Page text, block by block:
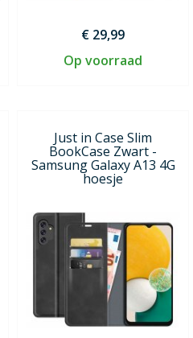
€ 29,99
Op voorraad
Just in Case Slim
BookCase Zwart -
Samsung Galaxy A13 4G
hoesje